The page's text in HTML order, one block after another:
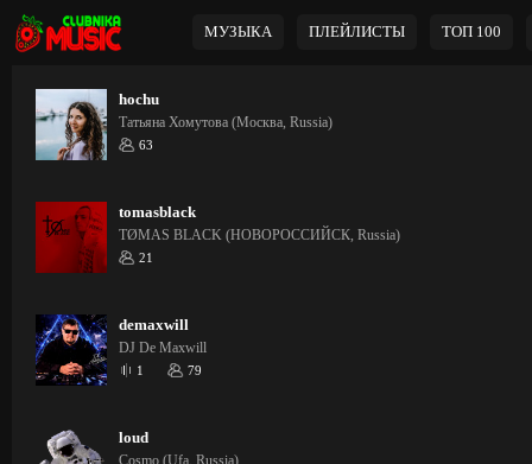
МУЗЫКА ПЛЕЙЛИСТЫ ТОП 100
hochu
Татьяна Хомутова (Москва, Russia)
63
tomasblack
TØMAS BLACK (НОВОРОССИЙСК, Russia)
21
demaxwill
DJ De Maxwill
1 79
loud
Cosmo (Ufa, Russia)